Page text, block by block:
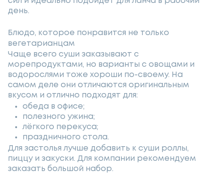
день.
Блюдо, которое понравится не только
вегетарианцам
Чаще всего суши заказывают с
морепродуктами, но варианты с овощами и
водорослями тоже хороши по-своему. На
самом деле они отличаются оригинальным
вкусом и отлично подходят для:
обеда в офисе;
полезного ужина;
лёгкого перекуса;
праздничного стола.
Для застолья лучше добавить к суши роллы,
пиццу и закуски. Для компании рекомендуем
заказать большой набор.